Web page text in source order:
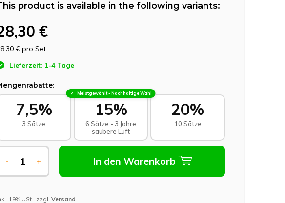
product is available in the following variants:
€
€ pro Set
Lieferzeit: 1-4 Tage
7,5%
3 Sätze
Meistgewählt - Nachhaltige Wahl
15%
6 Sätze - 3 Jahre
saubere Luft
20%
10 Sätze
- + In den Warenkorb
19% USt., zzgl. Versand